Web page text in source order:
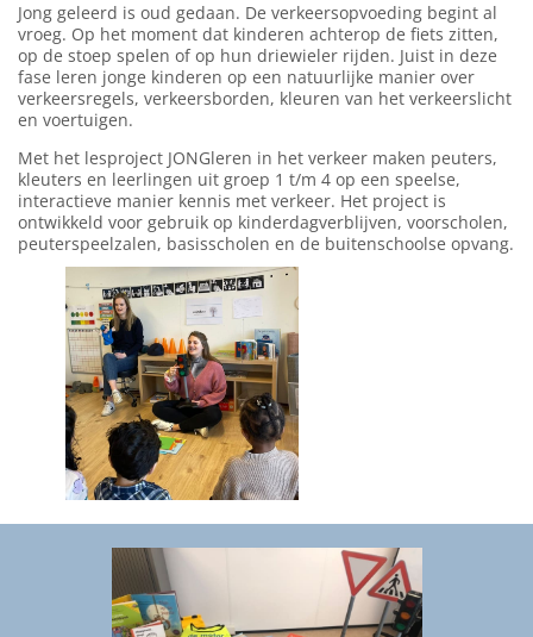
Jong geleerd is oud gedaan. De verkeersopvoeding begint al
vroeg. Op het moment dat kinderen achterop de fiets zitten,
op de stoep spelen of op hun driewieler rijden. Juist in deze
fase leren jonge kinderen op een natuurlijke manier over
verkeersregels, verkeersborden, kleuren van het verkeerslicht
en voertuigen.
Met het lesproject JONGleren in het verkeer maken peuters,
kleuters en leerlingen uit groep 1 t/m 4 op een speelse,
interactieve manier kennis met verkeer. Het project is
ontwikkeld voor gebruik op kinderdagverblijven, voorscholen,
peuterspeelzalen, basisscholen en de buitenschoolse opvang.